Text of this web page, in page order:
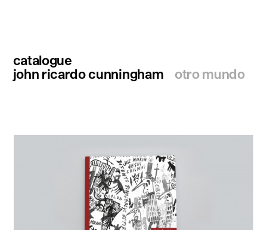
catalogue
john ricardo cunningham
otro mundo